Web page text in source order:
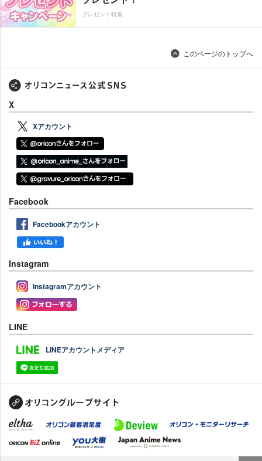
プレゼント特集
このページのトップへ
X
Xアカウント
Facebook
Facebookアカウント
Instagram
Instagramアカウント
LINE
LINEアカウントメディア